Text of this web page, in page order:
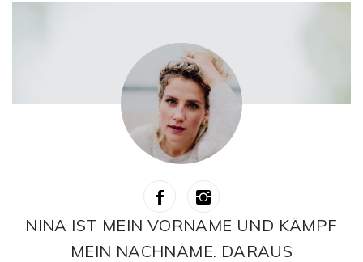
NINA IST MEIN VORNAME UND KÄMPF
MEIN NACHNAME. DARAUS